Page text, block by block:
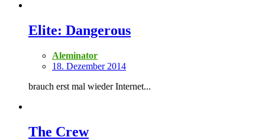
Elite: Dangerous
Aleminator
18. Dezember 2014
brauch erst mal wieder Internet...
The Crew